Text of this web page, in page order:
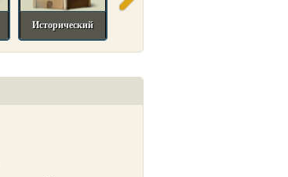
Исторический